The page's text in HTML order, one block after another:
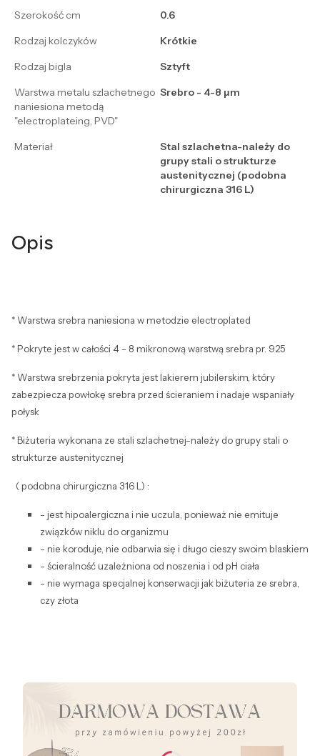
Szerokość cm
0.6
Rodzaj kolczyków
Krótkie
Rodzaj bigla
Sztyft
Warstwa metalu szlachetnego
naniesiona metodą
"electroplateing, PVD"
Srebro - 4-8 μm
Materiał
Stal szlachetna-należy do
grupy stali o strukturze
austenitycznej (podobna
chirurgiczna 316 L)
Opis
* Warstwa srebra naniesiona w metodzie electroplated
* Pokryte jest w całości 4 - 8 mikronową warstwą srebra pr. 925
* Warstwa srebrzenia pokryta jest lakierem jubilerskim, który
zabezpiecza powłokę srebra przed ścieraniem i nadaje wspaniały
połysk
* Biżuteria wykonana ze stali szlachetnej-należy do grupy stali o
strukturze austenitycznej
( podobna chirurgiczna 316 L) :
- jest hipoalergiczna i nie uczula, ponieważ nie emituje
związków niklu do organizmu
- nie koroduje, nie odbarwia się i długo cieszy swoim blaskiem
- ścieralność uzależniona od noszenia i od pH ciała
- nie wymaga specjalnej konserwacji jak biżuteria ze srebra,
czy złota